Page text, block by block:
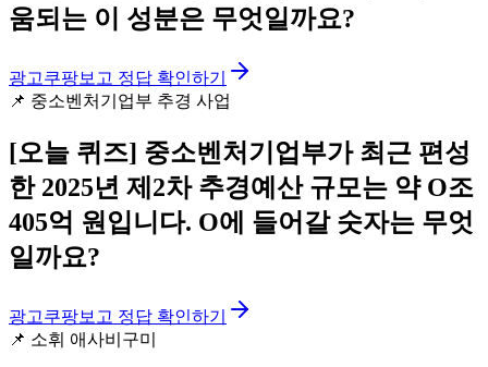
움되는 이 성분은 무엇일까요?
광고쿠팡보고 정답 확인하기
📌 중소벤처기업부 추경 사업
[오늘 퀴즈] 중소벤처기업부가 최근 편성
한 2025년 제2차 추경예산 규모는 약 O조
405억 원입니다. O에 들어갈 숫자는 무엇
일까요?
광고쿠팡보고 정답 확인하기
📌 소휘 애사비구미